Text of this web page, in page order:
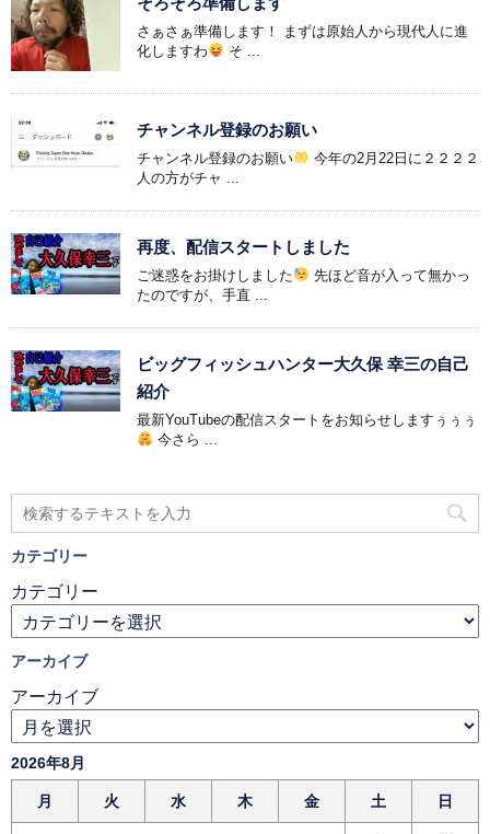
さぁさぁ準備します！ まずは原始人から現代人に進
化しますわ
そ ...
チャンネル登録のお願い
チャンネル登録のお願い
今年の2月22日に２２２２
人の方がチャ ...
再度、配信スタートしました
ご迷惑をお掛けしました
先ほど音が入って無かっ
たのですが、手直 ...
ビッグフィッシュハンター大久保 幸三の自己
紹介
最新YouTubeの配信スタートをお知らせしますぅぅぅ
今さら ...
カテゴリー
カテゴリー
アーカイブ
アーカイブ
2026年8月
月 火 水 木 金 土 日